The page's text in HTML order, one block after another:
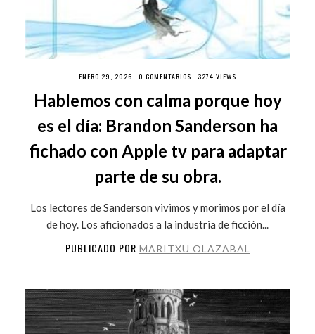
ENERO 29, 2026 · 0 COMENTARIOS · 3274 VIEWS
Hablemos con calma porque hoy
es el día: Brandon Sanderson ha
fichado con Apple tv para adaptar
parte de su obra.
Los lectores de Sanderson vivimos y morimos por el día
de hoy. Los aficionados a la industria de ficción...
PUBLICADO POR MARITXU OLAZABAL